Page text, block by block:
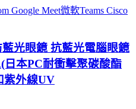
Google Meet微軟Teams Cisco
光眼鏡 抗藍光電腦眼鏡
本PC耐衝擊聚碳酸酯
紫外線UV